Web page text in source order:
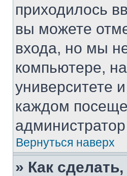
приходилось
вы можете
входа, но мы
компьютере,
университете
каждом
Вернуться наверх
» Как